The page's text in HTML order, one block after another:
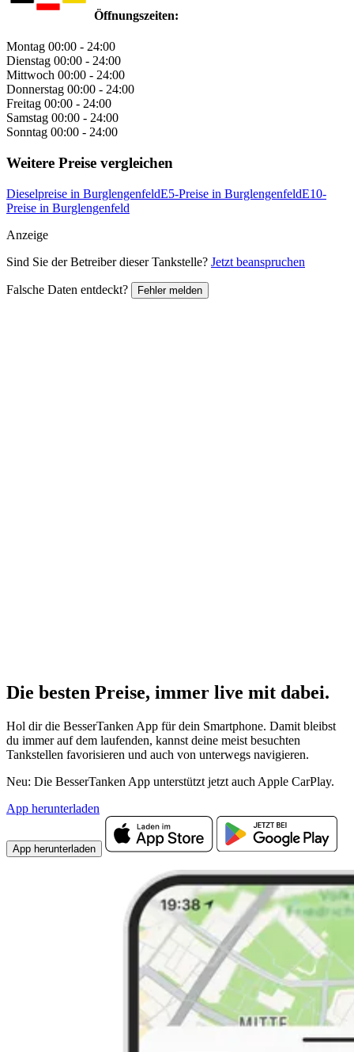
Öffnungszeiten:
Montag 00:00 - 24:00
Dienstag 00:00 - 24:00
Mittwoch 00:00 - 24:00
Donnerstag 00:00 - 24:00
Freitag 00:00 - 24:00
Samstag 00:00 - 24:00
Sonntag 00:00 - 24:00
Weitere Preise vergleichen
Dieselpreise in BurglengenfeldE5-Preise in BurglengenfeldE10-
Preise in Burglengenfeld
Anzeige
Sind Sie der Betreiber dieser Tankstelle? Jetzt beanspruchen
Falsche Daten entdeckt? Fehler melden
Die besten Preise, immer live mit dabei.
Hol dir die BesserTanken App für dein Smartphone. Damit bleibst
du immer auf dem laufenden, kannst deine meist besuchten
Tankstellen favorisieren und auch von unterwegs navigieren.
Neu: Die BesserTanken App unterstützt jetzt auch Apple CarPlay.
App herunterladen
App herunterladen